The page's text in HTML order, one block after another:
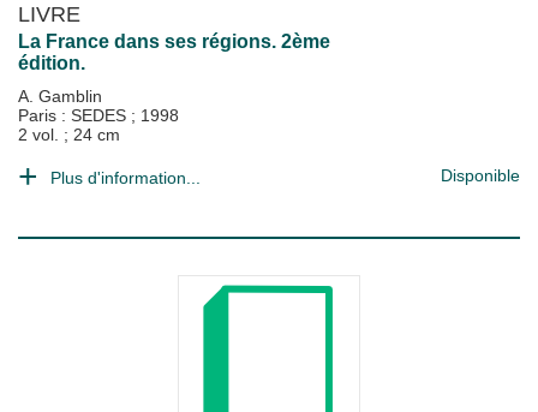
LIVRE
La France dans ses régions. 2ème
édition.
A. Gamblin
Paris : SEDES ; 1998
2 vol. ; 24 cm
Plus d'information... Disponible